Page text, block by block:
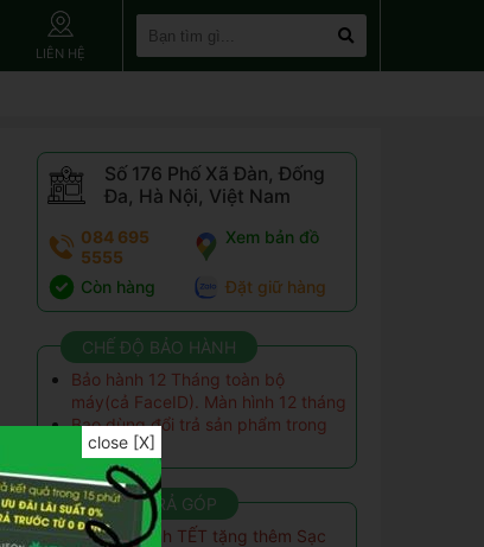
LIÊN HỆ
Số 176 Phố Xã Đàn, Đống
Đa, Hà Nội, Việt Nam
084 695
5555
Xem bản đồ
Còn hàng Đặt giữ hàng
CHẾ ĐỘ BẢO HÀNH
Bảo hành 12 Tháng toàn bộ
máy(cả FaceID). Màn hình 12 tháng
Bao dùng đổi trả sản phẩm trong
15 ngày
ƯU ĐÃI TRẢ GÓP
Chương trình TẾT tặng thêm Sạc
close [X]